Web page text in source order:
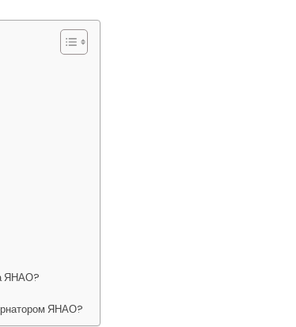
ЯНАО?
ЯНАО?